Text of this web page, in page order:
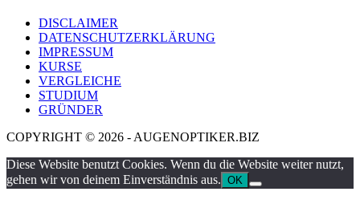
DISCLAIMER
DATENSCHUTZERKLÄRUNG
IMPRESSUM
KURSE
VERGLEICHE
STUDIUM
GRÜNDER
COPYRIGHT © 2026 - AUGENOPTIKER.BIZ
Diese Website benutzt Cookies. Wenn du die Website weiter nutzt,
gehen wir von deinem Einverständnis aus. OK